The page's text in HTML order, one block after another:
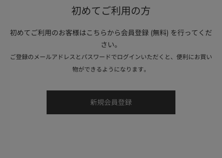
初めてご利用の方
初めてご利用のお客様はこちらから会員登録 (無料) を行ってくだ
さい。
ご登録のメールアドレスとパスワードでログインいただくと、便利にお買い
物ができるようになります。